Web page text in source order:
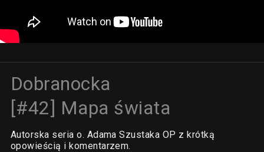
Dobranocka
[#42] Mapa świata
Autorska seria o. Adama Szustaka OP z krótką
opowieścią i komentarzem.